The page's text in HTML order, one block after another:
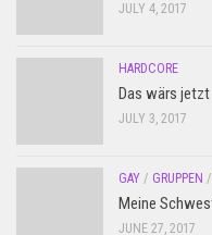
JULY 4, 2017
HARDCORE
Das wärs jetzt
JULY 3, 2017
GAY / GRUPPEN /
Meine
JUNE 27, 2017